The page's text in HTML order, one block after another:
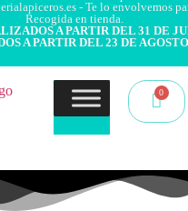
- Te lo envolvemos
Recogida en tienda.
A PARTIR DEL 31 DE
A PARTIR DEL 23 DE AGOSTO